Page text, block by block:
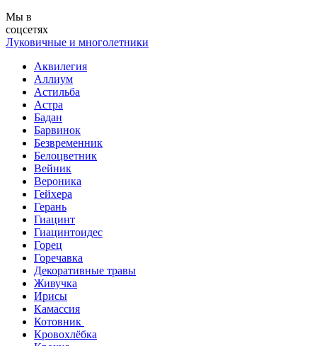
Мы в
соцсетях
Луковичные и многолетники
Аквилегия
Аллиум
Астильба
Астра
Бадан
Барвинок
Безвременник
Белоцветник
Вейник
Вероника
Гейхера
Герань
Гиацинт
Гиацинтоидес
Горец
Горечавка
Декоративные травы
Живучка
Ирисы
Камассия
Котовник
Кровохлёбка